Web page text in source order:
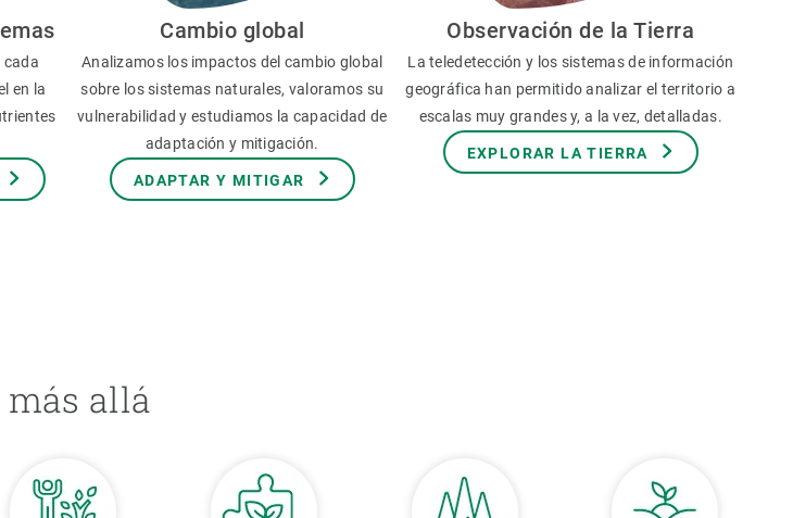
cada
en la
Cambio global
Analizamos los impactos del cambio global
sobre los sistemas naturales, valoramos su
vulnerabilidad y estudiamos la capacidad de
adaptación y mitigación.
ADAPTAR Y MITIGAR
Observación de la Tierra
La teledetección y los sistemas de información
geográfica han permitido analizar el territorio a
escalas muy grandes y, a la vez, detalladas.
EXPLORAR LA TIERRA
más allá